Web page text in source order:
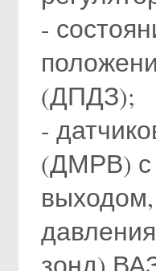
-
(ДПДЗ);
-
(ДМРВ) с